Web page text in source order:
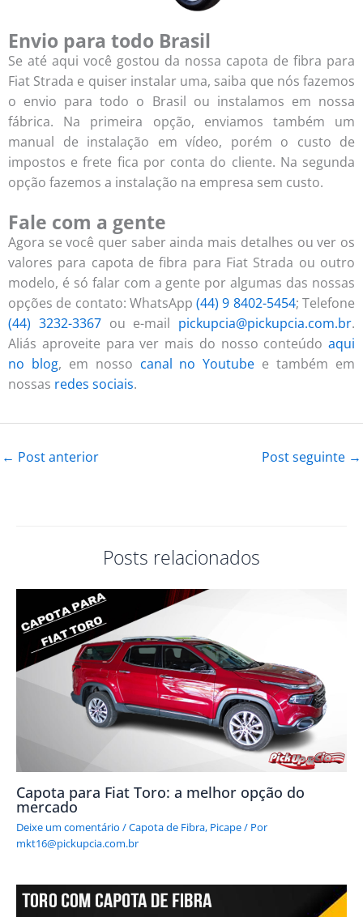
Envio para todo Brasil
Se até aqui você gostou da nossa capota de fibra para
Fiat Strada e quiser instalar uma, saiba que nós fazemos
o envio para todo o Brasil ou instalamos em nossa
fábrica. Na primeira opção, enviamos também um
manual de instalação em vídeo, porém o custo de
impostos e frete fica por conta do cliente. Na segunda
opção fazemos a instalação na empresa sem custo.
Fale com a gente
Agora se você quer saber ainda mais detalhes ou ver os
valores para capota de fibra para Fiat Strada ou outro
modelo, é só falar com a gente por algumas das nossas
opções de contato: WhatsApp(44) 9 8402-5454; Telefone
(44) 3232-3367ou e-mail pickupcia@pickupcia.com.br.
Aliás aproveite para ver mais do nosso conteúdo aqui
no blog, em nosso canal no Youtube e também em
nossas redes sociais.
← Post anterior Post seguinte →
Posts relacionados
Capota para Fiat Toro: a melhor opção do
mercado
Deixe um comentário /Capota de Fibra, Picape/ Por
mkt16@pickupcia.com.br